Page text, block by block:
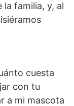
familia, y, al
cuesta
con tu
a mi mascota